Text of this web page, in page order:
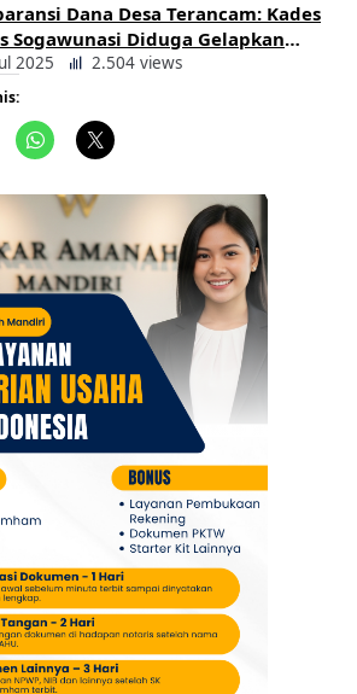
Dana Desa Terancam: Kades
Sogawunasi Diduga Gelapkan
untuk Warga
2025 2.504 views